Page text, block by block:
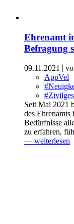
Ehrenamt
Befragung
09.11.2021 |
AppVel
Seit Mai 2021
des
Bedürfnisse
zu erfahren,
— weiterlesen